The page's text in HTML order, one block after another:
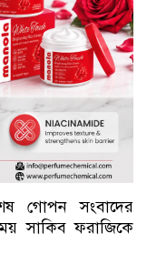
গোপন সংবাদের
সাকিব ফরাজিকে